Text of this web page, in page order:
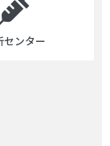
センター